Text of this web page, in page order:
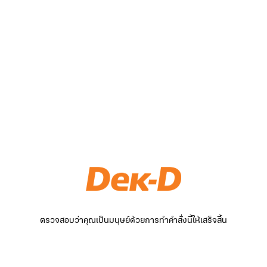
ตรวจสอบว่าคุณเป็นมนุษย์ด้วยการทำคำสั่งนี้ให้เสร็จสิ้น